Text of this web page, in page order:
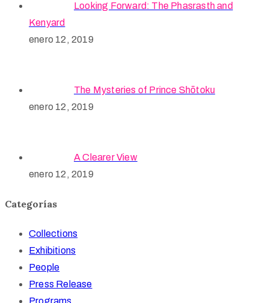
Looking Forward: The Phasrasth and
Kenyard
enero 12, 2019
The Mysteries of Prince Shōtoku
enero 12, 2019
A Clearer View
enero 12, 2019
Categorías
Collections
Exhibitions
People
Press Release
Programs